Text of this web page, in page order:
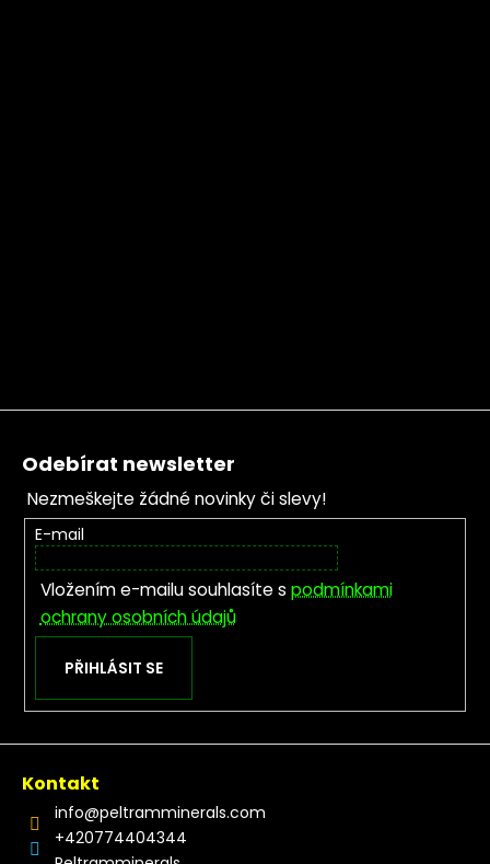
Zápatí
Odebírat newsletter
Nezmeškejte žádné novinky či slevy!
E-mail
Vložením e-mailu souhlasíte s podmínkami
ochrany osobních údajů
PŘIHLÁSIT SE
Kontakt
info@peltramminerals.com
+420774404344